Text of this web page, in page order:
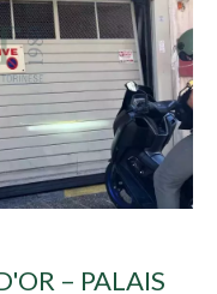
– PALAIS